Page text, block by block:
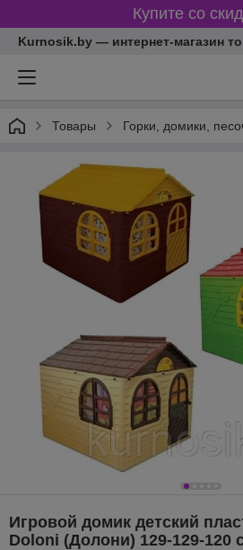
Купите со
Kurnosik.by — интернет-магазин
Товары Горки, домики,
Игровой домик детский
Doloni (Долони) 129-129-120